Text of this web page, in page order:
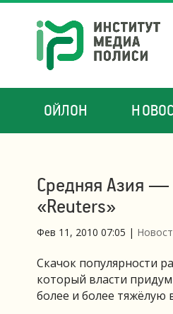
ОЙЛОН
Средняя Азия —
«Reuters»
Фев 11, 2010 07:05 |
Скачок популярности
который власти
более и более тяжёлую